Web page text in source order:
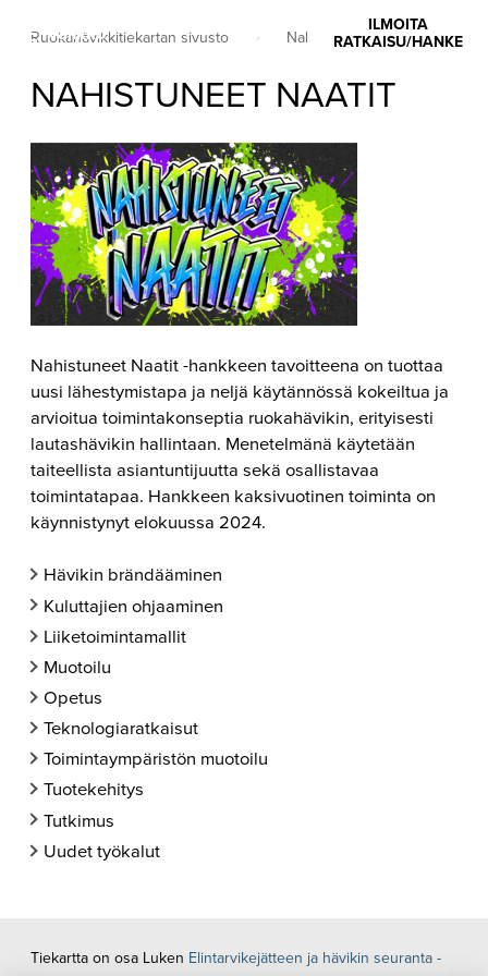
Valikko ILMOITA
RATKAISU/HANKE
Ruokahävikkitiekartan sivusto • Nahistuneet naatit
NAHISTUNEET NAATIT
Nahistuneet Naatit -hankkeen tavoitteena on tuottaa
uusi lähestymistapa ja neljä käytännössä kokeiltua ja
arvioitua toimintakonseptia ruokahävikin, erityisesti
lautashävikin hallintaan. Menetelmänä käytetään
taiteellista asiantuntijuutta sekä osallistavaa
toimintatapaa. Hankkeen kaksivuotinen toiminta on
käynnistynyt elokuussa 2024.
Hävikin brändääminen
Kuluttajien ohjaaminen
Liiketoimintamallit
Muotoilu
Opetus
Teknologiaratkaisut
Toimintaympäristön muotoilu
Tuotekehitys
Tutkimus
Uudet työkalut
Tiekartta on osa Luken Elintarvikejätteen ja hävikin seuranta -